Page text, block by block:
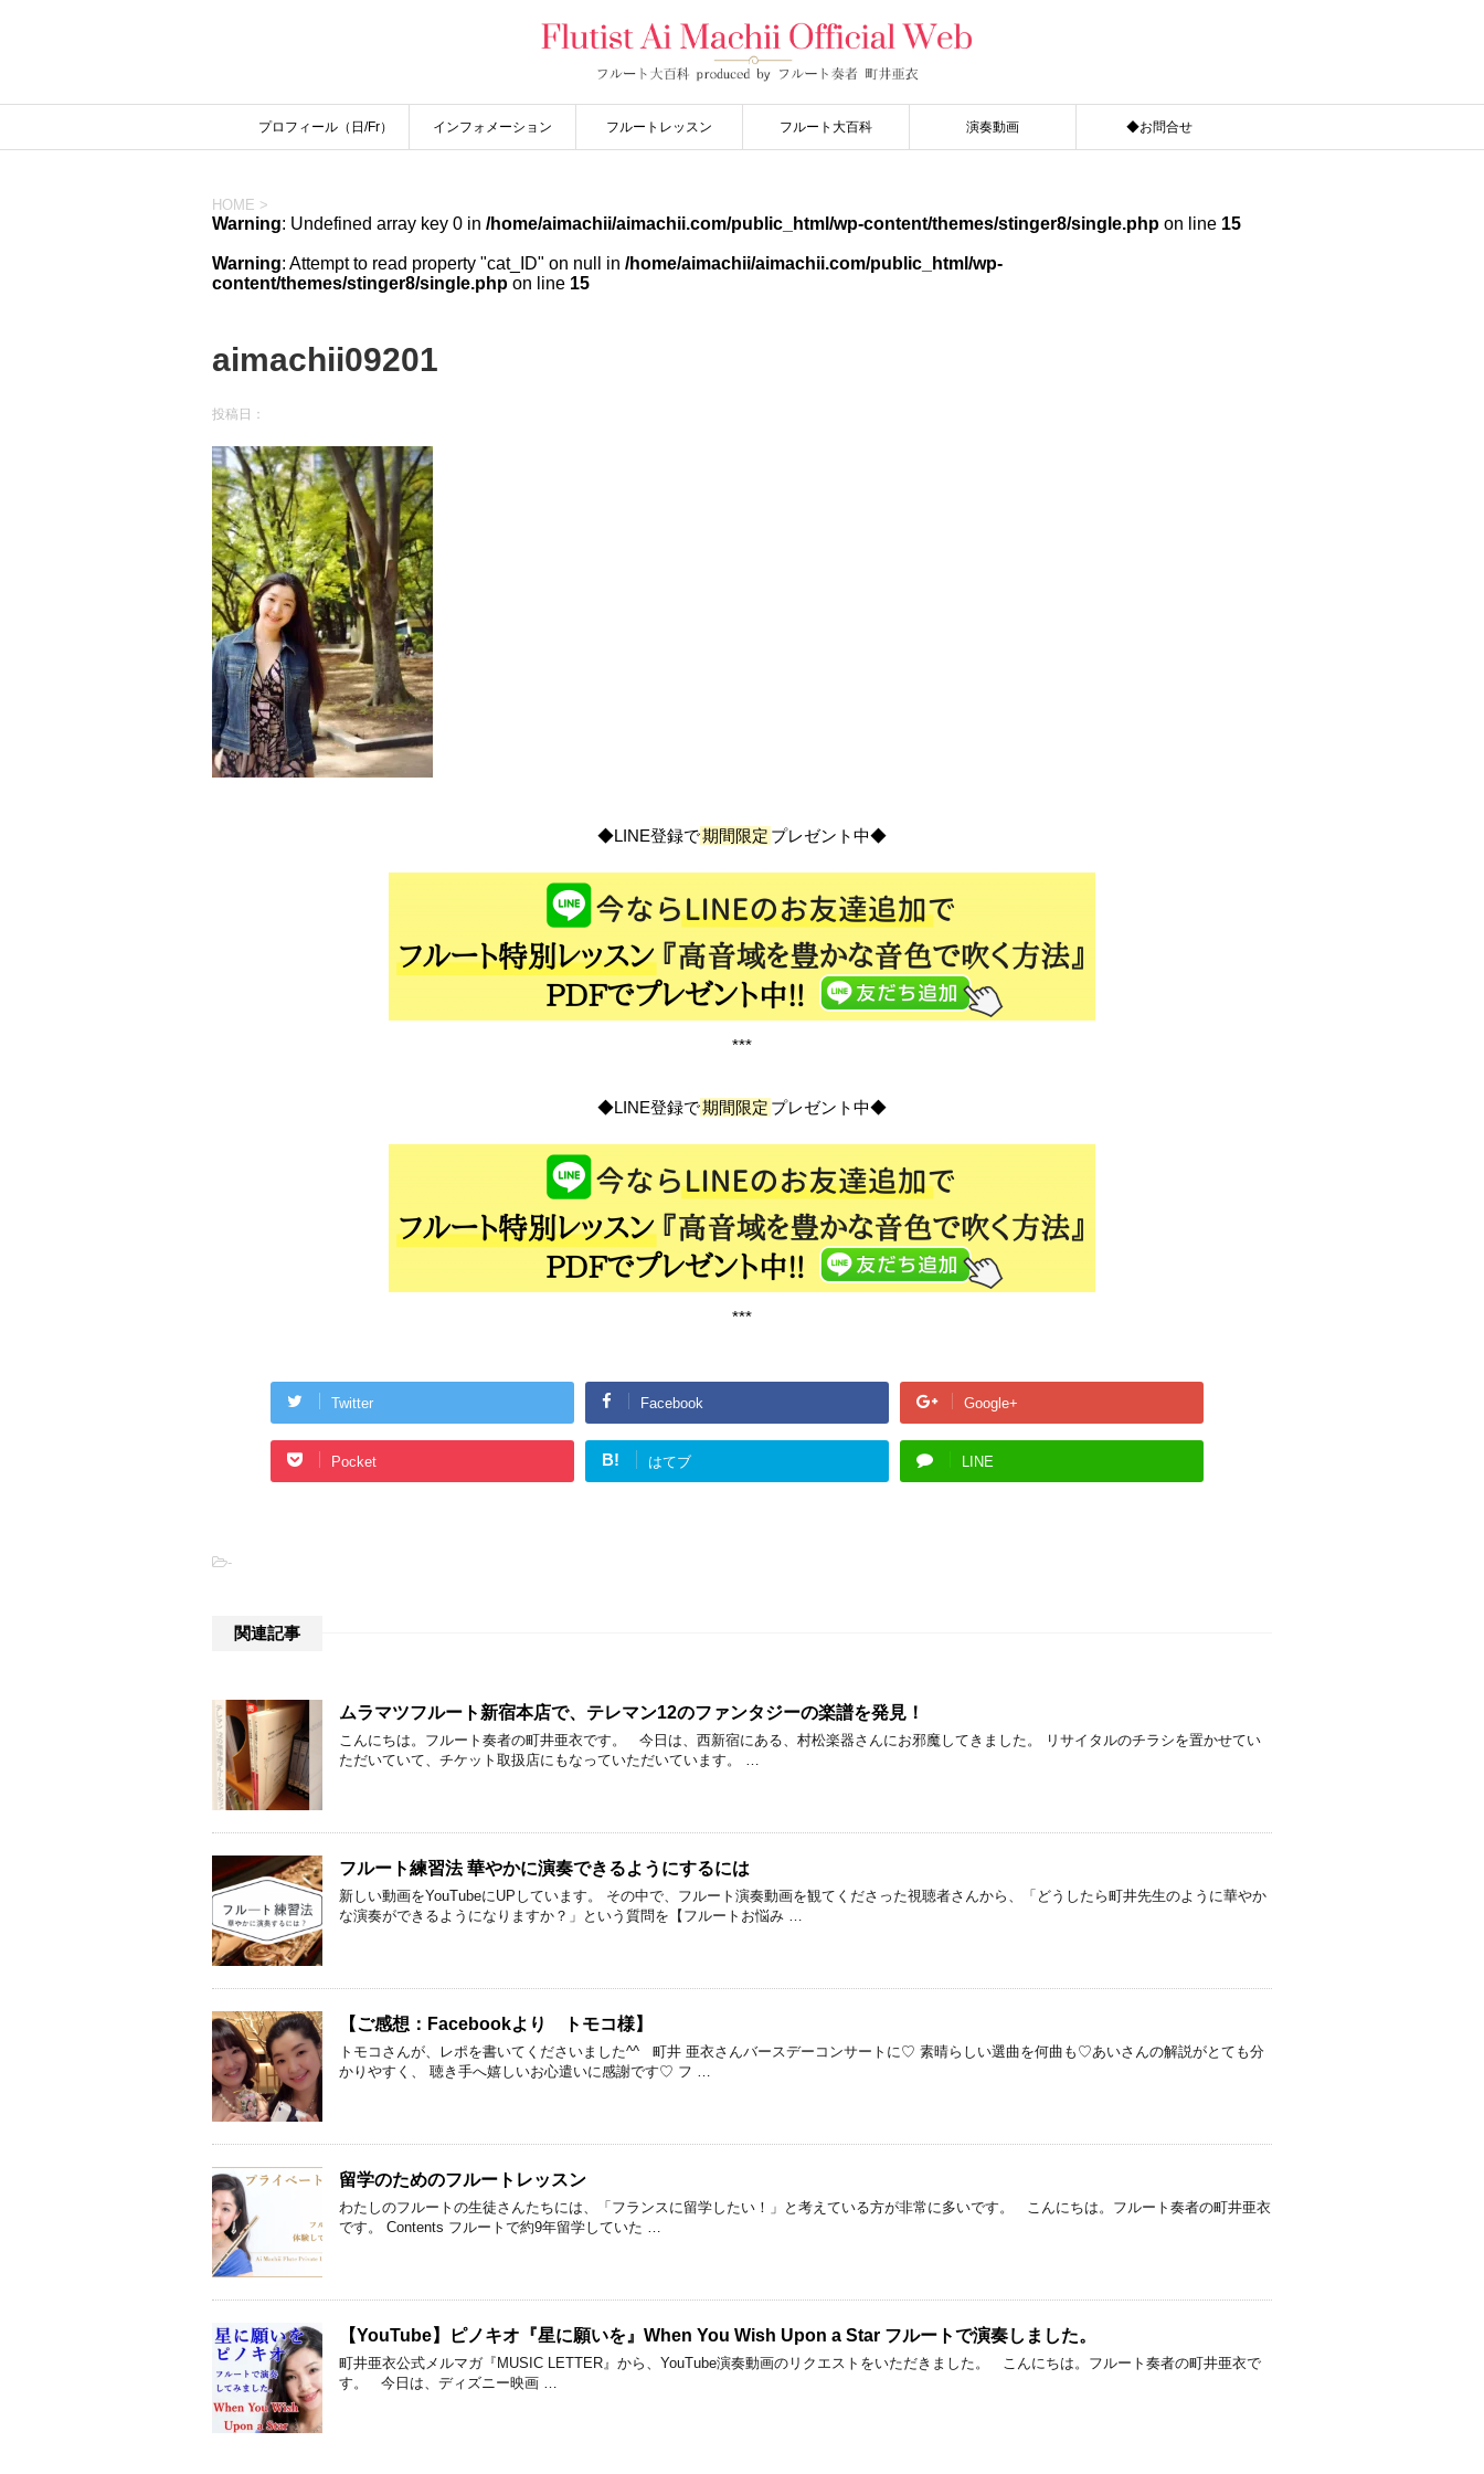
プロフィール（日/Fr） インフォメーション フルートレッスン フルート大百科 演奏動画 ◆お問合せ
HOME >
Warning: Undefined array key 0 in /home/aimachii/aimachii.com/public_html/wp-content/themes/stinger8/single.php on line 15
Warning: Attempt to read property "cat_ID" on null in /home/aimachii/aimachii.com/public_html/wp-
content/themes/stinger8/single.php on line 15
aimachii09201
投稿日：
◆LINE登録で期間限定 プレゼント中◆
***
◆LINE登録で期間限定 プレゼント中◆
***
Twitter Facebook Google+
Pocket B! はてブ LINE
-
関連記事
ムラマツフルート新宿本店で、テレマン12のファンタジーの楽譜を発見！
こんにちは。フルート奏者の町井亜衣です。 今日は、西新宿にある、村松楽器さんにお邪魔してきました。 リサイタルのチラシを置かせてい
ただいていて、チケット取扱店にもなっていただいています。 …
フルート練習法 華やかに演奏できるようにするには
新しい動画をYouTubeにUPしています。 その中で、フルート演奏動画を観てくださった視聴者さんから、「どうしたら町井先生のように華やか
な演奏ができるようになりますか？」という質問を【フルートお悩み …
【ご感想：Facebookより トモコ様】
トモコさんが、レポを書いてくださいました^^ 町井 亜衣さんバースデーコンサートに♡ 素晴らしい選曲を何曲も♡あいさんの解説がとても分
かりやすく、 聴き手へ嬉しいお心遣いに感謝です♡ フ …
留学のためのフルートレッスン
わたしのフルートの生徒さんたちには、「フランスに留学したい！」と考えている方が非常に多いです。 こんにちは。フルート奏者の町井亜衣
です。 Contents フルートで約9年留学していた …
【YouTube】ピノキオ『星に願いを』When You Wish Upon a Star フルートで演奏しました。
町井亜衣公式メルマガ『MUSIC LETTER』から、YouTube演奏動画のリクエストをいただきました。 こんにちは。フルート奏者の町井亜衣で
す。 今日は、ディズニー映画 …